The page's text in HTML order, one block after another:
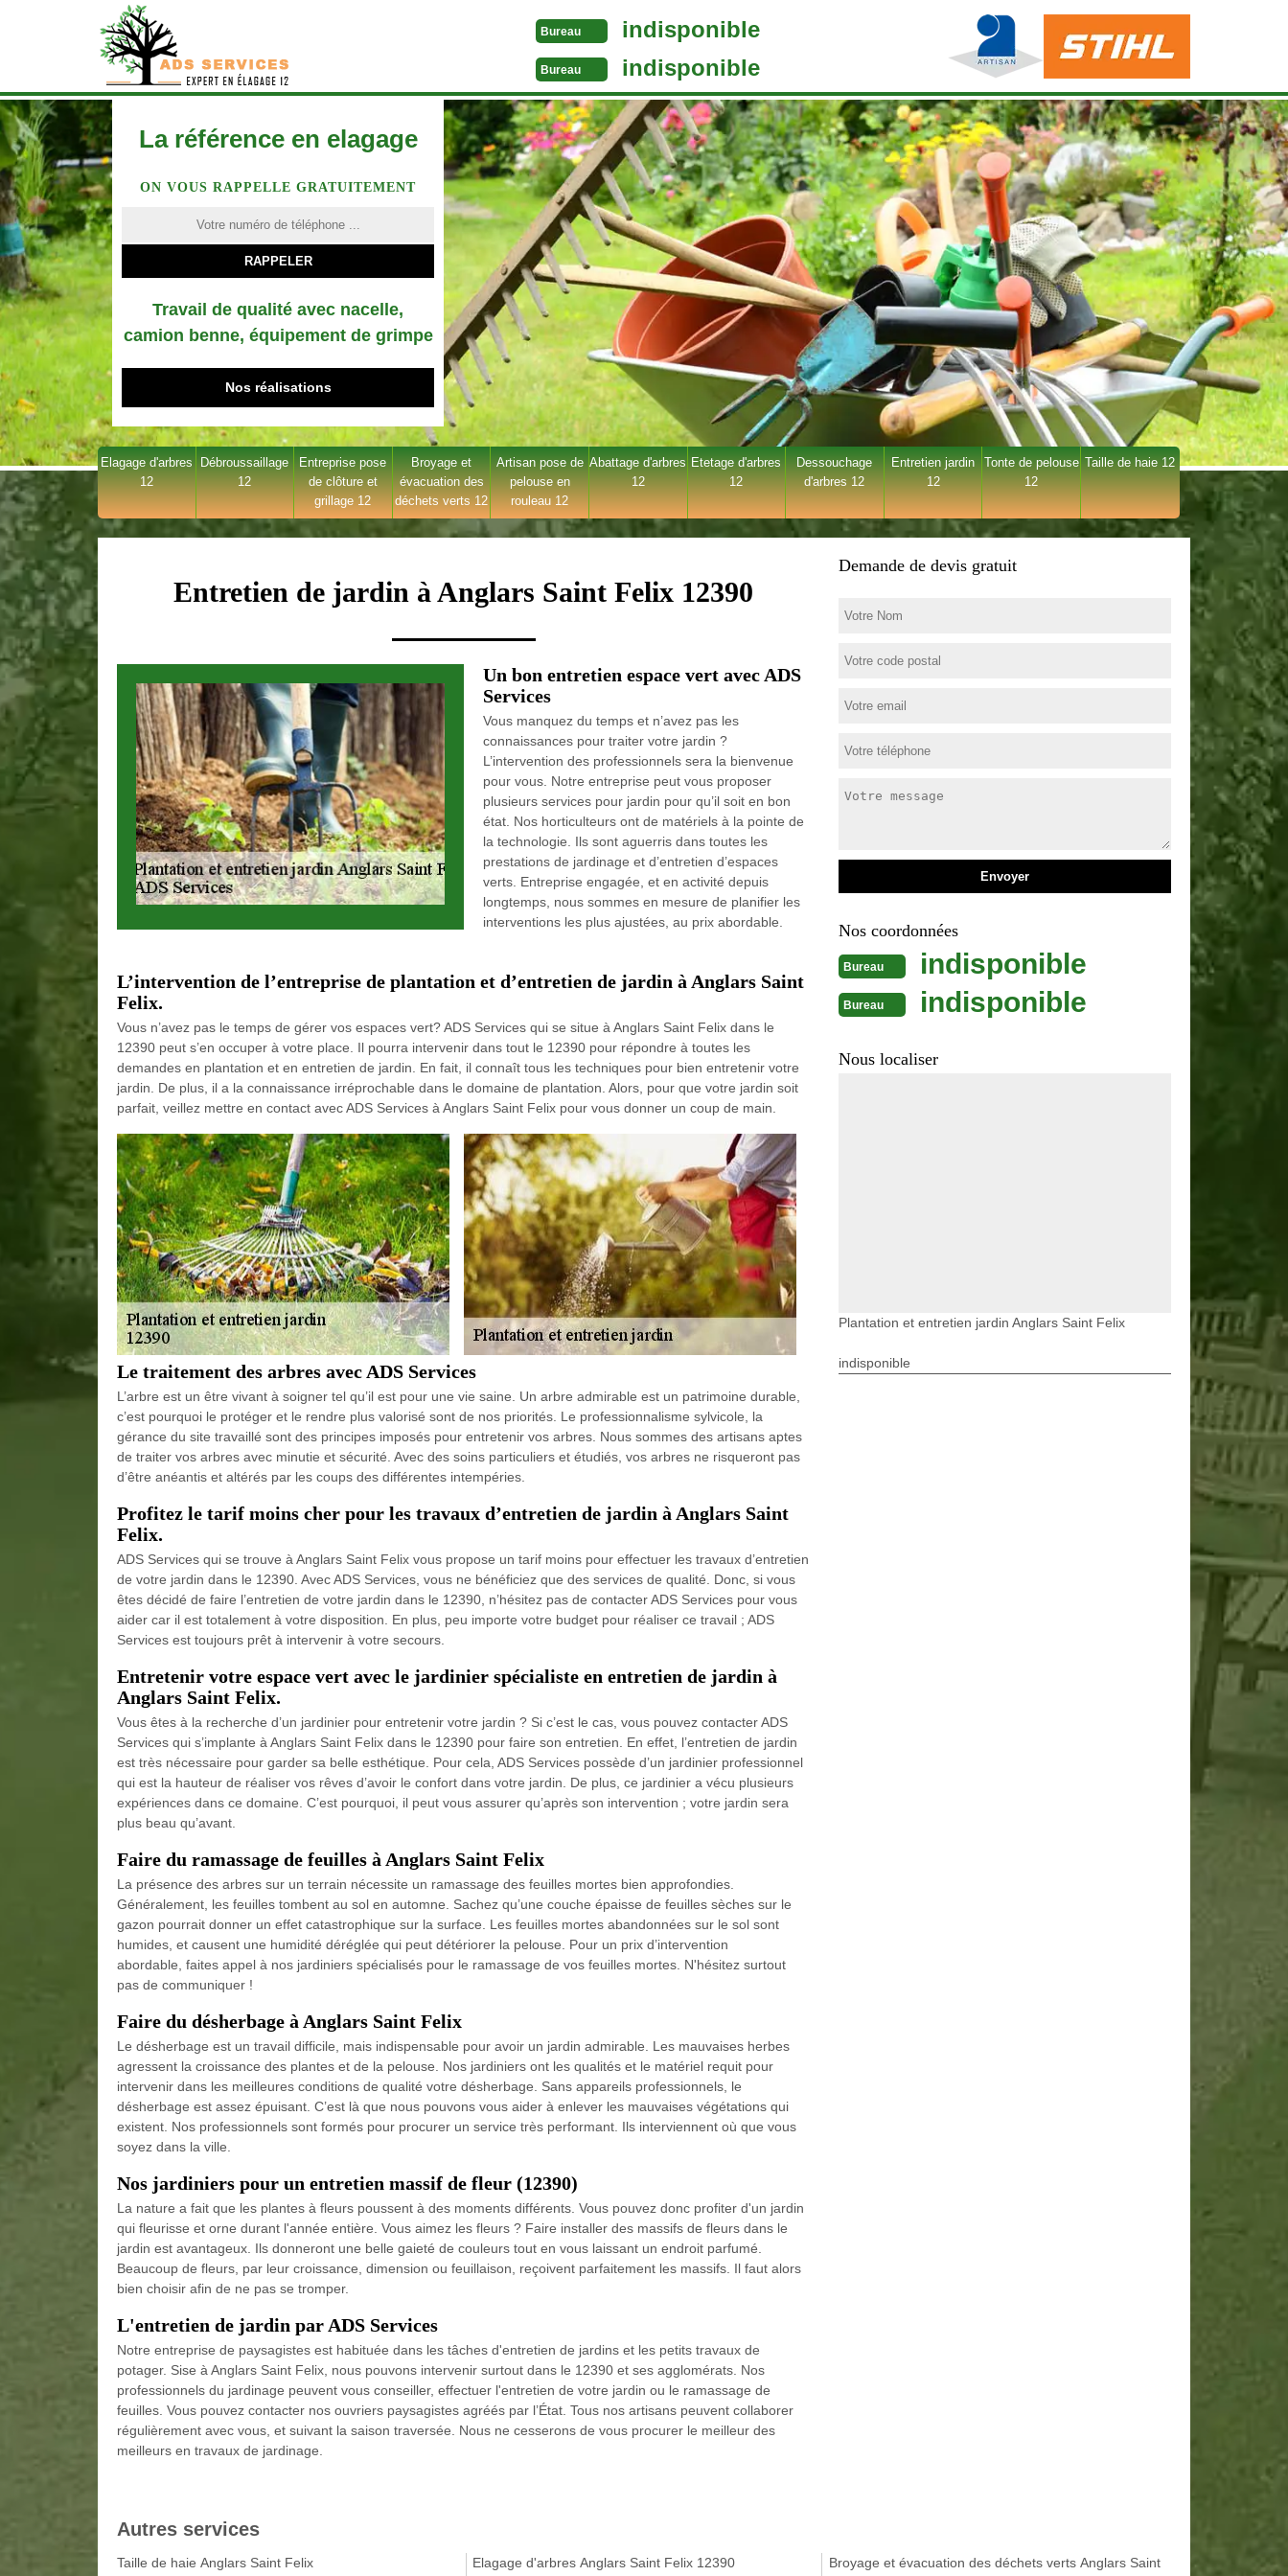
Bureau indisponible
Bureau indisponible
La référence en elagage
ON VOUS RAPPELLE GRATUITEMENT
Travail de qualité avec nacelle,
camion benne, équipement de grimpe
Nos réalisations
Elagage d'arbres
12
Débroussaillage
12
Entreprise pose
de clôture et
grillage 12
Broyage et
évacuation des
déchets verts 12
Artisan pose de
pelouse en
rouleau 12
Abattage d'arbres
12
Etetage d'arbres
12
Dessouchage
d'arbres 12
Entretien jardin
12
Tonte de pelouse
12
Taille de haie 12
Entretien de jardin à Anglars Saint Felix 12390
Un bon entretien espace vert avec ADS
Services
Vous manquez du temps et n’avez pas les
connaissances pour traiter votre jardin ?
L’intervention des professionnels sera la bienvenue
pour vous. Notre entreprise peut vous proposer
plusieurs services pour jardin pour qu’il soit en bon
état. Nos horticulteurs ont de matériels à la pointe de
la technologie. Ils sont aguerris dans toutes les
prestations de jardinage et d’entretien d’espaces
verts. Entreprise engagée, et en activité depuis
longtemps, nous sommes en mesure de planifier les
interventions les plus ajustées, au prix abordable.
L’intervention de l’entreprise de plantation et d’entretien de jardin à Anglars Saint
Felix.
Vous n’avez pas le temps de gérer vos espaces vert? ADS Services qui se situe à Anglars Saint Felix dans le
12390 peut s’en occuper à votre place. Il pourra intervenir dans tout le 12390 pour répondre à toutes les
demandes en plantation et en entretien de jardin. En fait, il connaît tous les techniques pour bien entretenir votre
jardin. De plus, il a la connaissance irréprochable dans le domaine de plantation. Alors, pour que votre jardin soit
parfait, veillez mettre en contact avec ADS Services à Anglars Saint Felix pour vous donner un coup de main.
Le traitement des arbres avec ADS Services
L’arbre est un être vivant à soigner tel qu’il est pour une vie saine. Un arbre admirable est un patrimoine durable,
c’est pourquoi le protéger et le rendre plus valorisé sont de nos priorités. Le professionnalisme sylvicole, la
gérance du site travaillé sont des principes imposés pour entretenir vos arbres. Nous sommes des artisans aptes
de traiter vos arbres avec minutie et sécurité. Avec des soins particuliers et étudiés, vos arbres ne risqueront pas
d’être anéantis et altérés par les coups des différentes intempéries.
Profitez le tarif moins cher pour les travaux d’entretien de jardin à Anglars Saint
Felix.
ADS Services qui se trouve à Anglars Saint Felix vous propose un tarif moins pour effectuer les travaux d’entretien
de votre jardin dans le 12390. Avec ADS Services, vous ne bénéficiez que des services de qualité. Donc, si vous
êtes décidé de faire l’entretien de votre jardin dans le 12390, n’hésitez pas de contacter ADS Services pour vous
aider car il est totalement à votre disposition. En plus, peu importe votre budget pour réaliser ce travail ; ADS
Services est toujours prêt à intervenir à votre secours.
Entretenir votre espace vert avec le jardinier spécialiste en entretien de jardin à
Anglars Saint Felix.
Vous êtes à la recherche d’un jardinier pour entretenir votre jardin ? Si c’est le cas, vous pouvez contacter ADS
Services qui s’implante à Anglars Saint Felix dans le 12390 pour faire son entretien. En effet, l’entretien de jardin
est très nécessaire pour garder sa belle esthétique. Pour cela, ADS Services possède d’un jardinier professionnel
qui est la hauteur de réaliser vos rêves d’avoir le confort dans votre jardin. De plus, ce jardinier a vécu plusieurs
expériences dans ce domaine. C’est pourquoi, il peut vous assurer qu’après son intervention ; votre jardin sera
plus beau qu’avant.
Faire du ramassage de feuilles à Anglars Saint Felix
La présence des arbres sur un terrain nécessite un ramassage des feuilles mortes bien approfondies.
Généralement, les feuilles tombent au sol en automne. Sachez qu’une couche épaisse de feuilles sèches sur le
gazon pourrait donner un effet catastrophique sur la surface. Les feuilles mortes abandonnées sur le sol sont
humides, et causent une humidité déréglée qui peut détériorer la pelouse. Pour un prix d’intervention
abordable, faites appel à nos jardiniers spécialisés pour le ramassage de vos feuilles mortes. N'hésitez surtout
pas de communiquer !
Faire du désherbage à Anglars Saint Felix
Le désherbage est un travail difficile, mais indispensable pour avoir un jardin admirable. Les mauvaises herbes
agressent la croissance des plantes et de la pelouse. Nos jardiniers ont les qualités et le matériel requit pour
intervenir dans les meilleures conditions de qualité votre désherbage. Sans appareils professionnels, le
désherbage est assez épuisant. C’est là que nous pouvons vous aider à enlever les mauvaises végétations qui
existent. Nos professionnels sont formés pour procurer un service très performant. Ils interviennent où que vous
soyez dans la ville.
Nos jardiniers pour un entretien massif de fleur (12390)
La nature a fait que les plantes à fleurs poussent à des moments différents. Vous pouvez donc profiter d'un jardin
qui fleurisse et orne durant l'année entière. Vous aimez les fleurs ? Faire installer des massifs de fleurs dans le
jardin est avantageux. Ils donneront une belle gaieté de couleurs tout en vous laissant un endroit parfumé.
Beaucoup de fleurs, par leur croissance, dimension ou feuillaison, reçoivent parfaitement les massifs. Il faut alors
bien choisir afin de ne pas se tromper.
L'entretien de jardin par ADS Services
Notre entreprise de paysagistes est habituée dans les tâches d'entretien de jardins et les petits travaux de
potager. Sise à Anglars Saint Felix, nous pouvons intervenir surtout dans le 12390 et ses agglomérats. Nos
professionnels du jardinage peuvent vous conseiller, effectuer l'entretien de votre jardin ou le ramassage de
feuilles. Vous pouvez contacter nos ouvriers paysagistes agréés par l’État. Tous nos artisans peuvent collaborer
régulièrement avec vous, et suivant la saison traversée. Nous ne cesserons de vous procurer le meilleur des
meilleurs en travaux de jardinage.
Demande de devis gratuit
Nos coordonnées
Bureau indisponible
Bureau indisponible
Nous localiser
Plantation et entretien jardin Anglars Saint Felix
indisponible
Autres services
Taille de haie Anglars Saint Felix
Elagage d'arbres Anglars Saint Felix 12390
Broyage et évacuation des déchets verts Anglars Saint